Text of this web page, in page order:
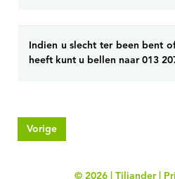
Indien u slecht ter been bent
heeft kunt u bellen naar 013
Vorige
© 2026 | Tiliander |